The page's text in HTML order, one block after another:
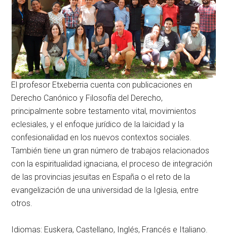
El profesor Etxeberria cuenta con publicaciones en
Derecho Canónico y Filosofía del Derecho,
principalmente sobre testamento vital, movimientos
eclesiales, y el enfoque jurídico de la laicidad y la
confesionalidad en los nuevos contextos sociales.
También tiene un gran número de trabajos relacionados
con la espiritualidad ignaciana, el proceso de integración
de las provincias jesuitas en España o el reto de la
evangelización de una universidad de la Iglesia, entre
otros.
Idiomas: Euskera, Castellano, Inglés, Francés e Italiano.